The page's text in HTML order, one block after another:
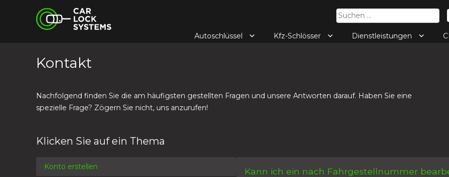
Car Lock Systems
Suchen
nach:
Autoschlüssel Kfz-Schlösser Dienstleistungen
Kontakt
Nachfolgend finden Sie die am häufigsten gestellten Fragen und unsere Antworten darauf. Haben Sie eine
spezielle Frage? Zögern Sie nicht, uns anzurufen!
Klicken Sie auf ein Thema
Konto erstellen Kann ich ein nach Fahrgestellnummer